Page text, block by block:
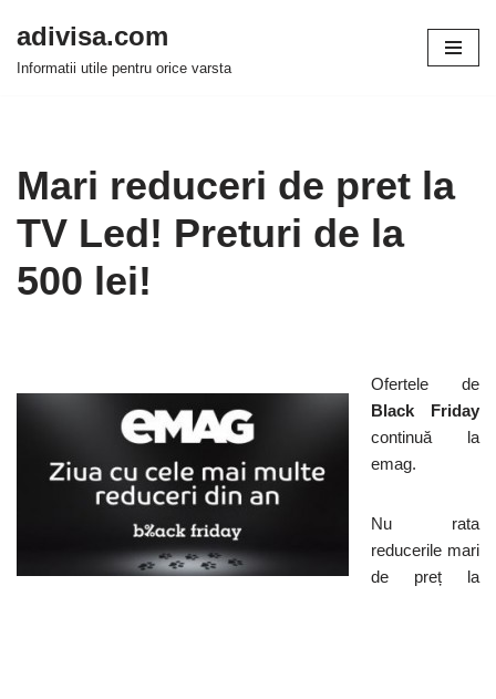
Sari
adivisa.com
Informatii utile pentru orice varsta
Mari reduceri de pret la
TV Led! Preturi de la
500 lei!
Ofertele de
Black Friday
continuă la
emag.
Nu rata
reducerile mari
de preț la